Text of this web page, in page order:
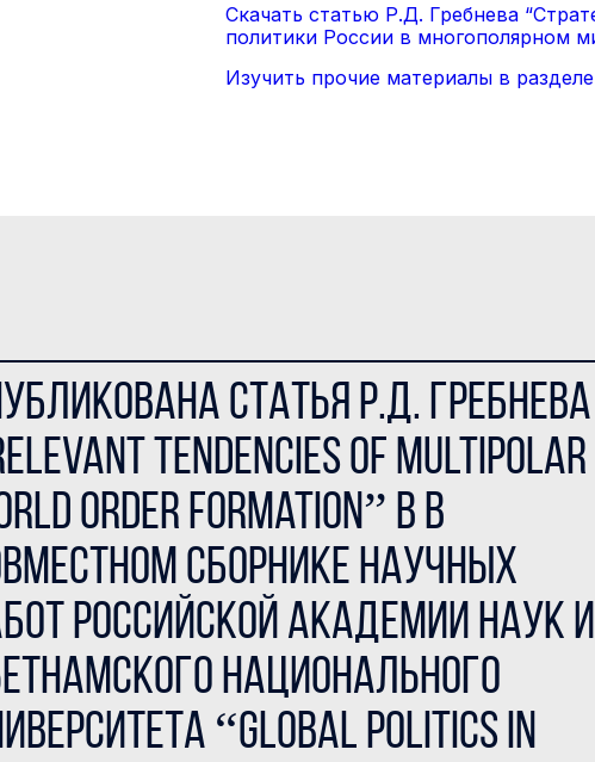
Скачать статью Р.Д. Гребнева
политики России в многополярном
Изучить прочие материалы в
статья Р.Д. Гребнева
Tendencies of Multipolar
Order Formation” в В
сборнике научных
Российской академии наук и
национального
“Global Politics in